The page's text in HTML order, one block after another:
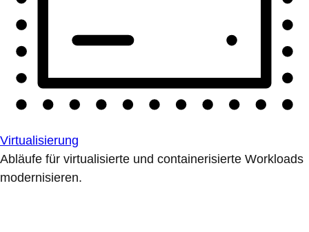
Virtualisierung
Abläufe für virtualisierte und containerisierte Workloads
modernisieren.